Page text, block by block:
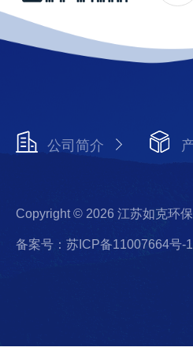
公司简介
Copyright © 2026 江苏如克环
备案号：苏ICP备11007664号-